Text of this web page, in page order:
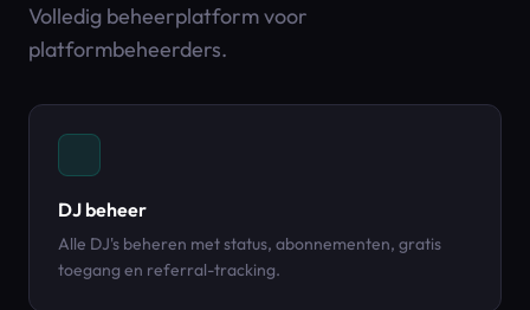
Volledig beheerplatform voor
platformbeheerders.
DJ beheer
Alle DJ's beheren met status, abonnementen, gratis
toegang en referral-tracking.